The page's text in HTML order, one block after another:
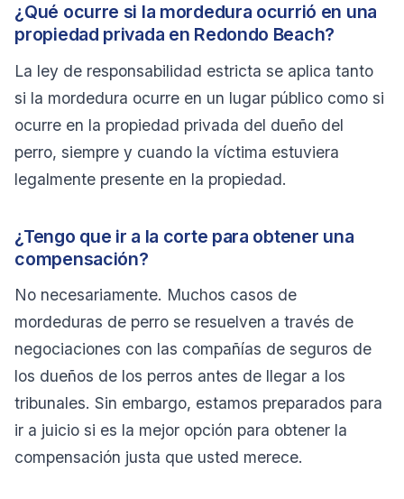
¿Qué ocurre si la mordedura ocurrió en una
propiedad privada en Redondo Beach?
La ley de responsabilidad estricta se aplica tanto
si la mordedura ocurre en un lugar público como si
ocurre en la propiedad privada del dueño del
perro, siempre y cuando la víctima estuviera
legalmente presente en la propiedad.
¿Tengo que ir a la corte para obtener una
compensación?
No necesariamente. Muchos casos de
mordeduras de perro se resuelven a través de
negociaciones con las compañías de seguros de
los dueños de los perros antes de llegar a los
tribunales. Sin embargo, estamos preparados para
ir a juicio si es la mejor opción para obtener la
compensación justa que usted merece.